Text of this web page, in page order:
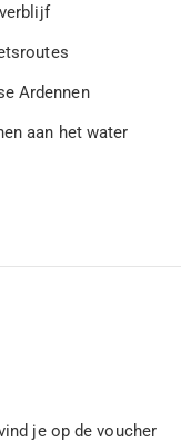
Ardennen
aan het water
je op de voucher